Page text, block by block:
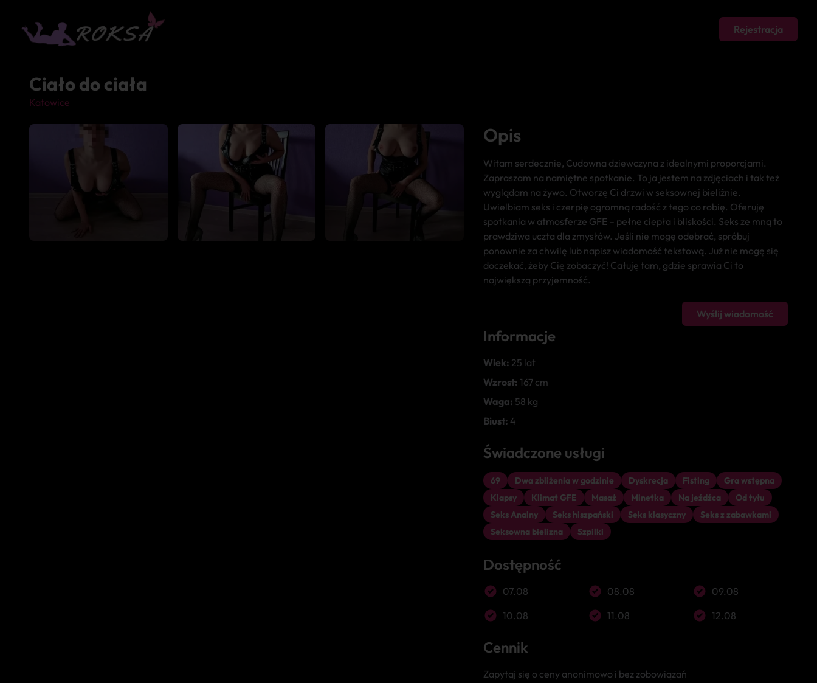
Rejestracja
Ciało do ciała
Katowice
Opis
Witam serdecznie, Cudowna dziewczyna z idealnymi proporcjami.
Zapraszam na namiętne spotkanie. To ja jestem na zdjęciach i tak też
wyglądam na żywo. Otworzę Ci drzwi w seksownej bieliźnie.
Uwielbiam seks i czerpię ogromną radość z tego co robię. Oferuję
spotkania w atmosferze GFE – pełne ciepła i bliskości. Seks ze mną to
prawdziwa uczta dla zmysłów. Jeśli nie mogę odebrać, spróbuj
ponownie za chwilę lub napisz wiadomość tekstową. Już nie mogę się
doczekać, żeby Cię zobaczyć! Całuję tam, gdzie sprawia Ci to
największą przyjemność.
Wyślij wiadomość
Informacje
Wiek: 25 lat
Wzrost: 167 cm
Waga: 58 kg
Biust: 4
Świadczone usługi
69 Dwa zbliżenia w godzinie Dyskrecja Fisting
Gra wstępna
Klapsy
Klimat GFE Masaż Minetka Na jeźdźca
Od tyłu
Seks Analny
Seks hiszpański Seks klasyczny
Seks z zabawkami
Seksowna bielizna
Szpilki
Dostępność
07.08 08.08
09.08
10.08
11.08 12.08
Cennik
Zapytaj się o ceny anonimowo i bez zobowiązań